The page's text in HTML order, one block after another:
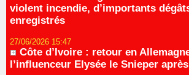
violent incendie, d’importants
enregistrés
27/06/2026 15:47
Côte d’Ivoire : retour en
l’influenceur Elysée le Snieper